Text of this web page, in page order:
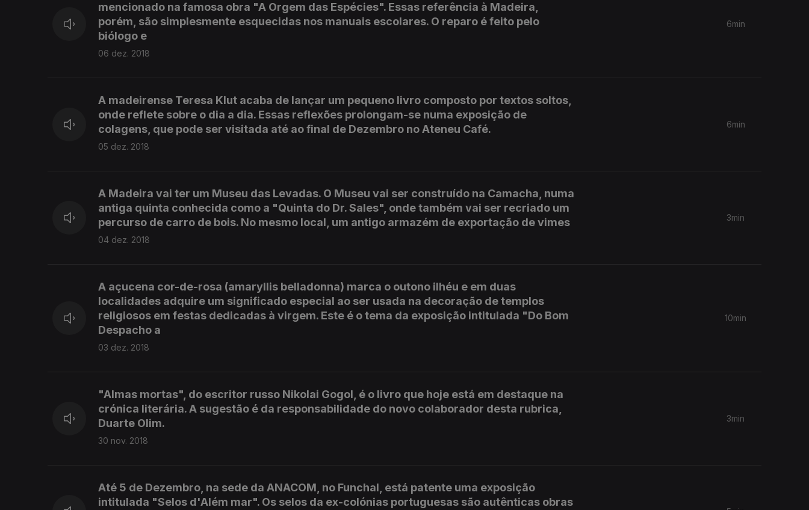
mencionado na famosa obra "A Orgem das Espécies". Essas referência à Madeira,
porém, são simplesmente esquecidas nos manuais escolares. O reparo é feito pelo
biólogo e
06 dez. 2018
6min
A madeirense Teresa Klut acaba de lançar um pequeno livro composto por textos soltos,
onde reflete sobre o dia a dia. Essas reflexões prolongam-se numa exposição de
colagens, que pode ser visitada até ao final de Dezembro no Ateneu Café.
05 dez. 2018
6min
A Madeira vai ter um Museu das Levadas. O Museu vai ser construído na Camacha, numa
antiga quinta conhecida como a "Quinta do Dr. Sales", onde também vai ser recriado um
percurso de carro de bois. No mesmo local, um antigo armazém de exportação de vimes
04 dez. 2018
3min
A açucena cor-de-rosa (amaryllis belladonna) marca o outono ilhéu e em duas
localidades adquire um significado especial ao ser usada na decoração de templos
religiosos em festas dedicadas à virgem. Este é o tema da exposição intitulada "Do Bom
Despacho a
03 dez. 2018
10min
"Almas mortas", do escritor russo Nikolai Gogol, é o livro que hoje está em destaque na
crónica literária. A sugestão é da responsabilidade do novo colaborador desta rubrica,
Duarte Olim.
30 nov. 2018
3min
Até 5 de Dezembro, na sede da ANACOM, no Funchal, está patente uma exposição
intitulada "Selos d'Além mar". Os selos da ex-colónias portuguesas são autênticas obras